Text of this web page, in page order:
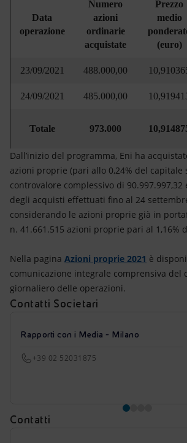
Data
operazione
Numero
azioni
ordinarie
acquistate
Prezzo
medio
(euro)
23/09/2021 488.000,00
24/09/2021 485.000,00
Totale 973.000
Dall’inizio del programma, Eni ha
azioni proprie (pari allo 0,24% del capitale
controvalore complessivo di 90.997.997,32
degli acquisti effettuati fino al 24
considerando le azioni proprie già in
n. 41.661.515 azioni proprie pari al 1,16%
Nella pagina Azioni proprie 2021 è
comunicazione integrale comprensiva del
giornaliero delle operazioni.
Contatti Societari
Rapporti con i Media - Milano
+39 02 52031875
Contatti